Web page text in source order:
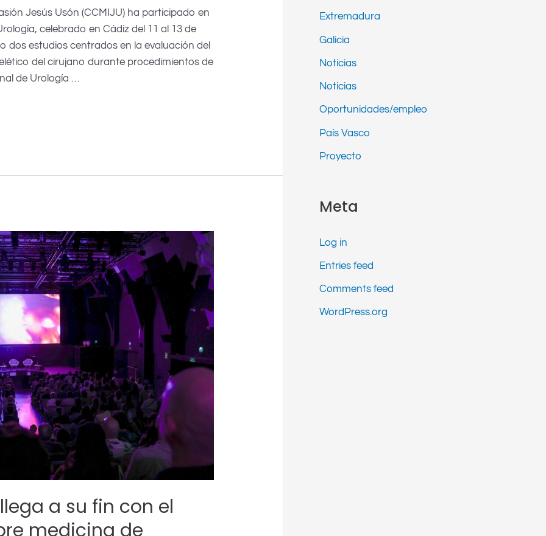
Jesús Usón (CCMIJU) ha participado en
celebrado en Cádiz del 11 al 13 de
dos estudios centrados en la evaluación del
del cirujano durante procedimientos de
de Urología …
a su fin con el
medicina de
Extremadura
Galicia
Noticias
Noticias
Oportunidades/empleo
País Vasco
Proyecto
Meta
Log in
Entries feed
Comments feed
WordPress.org